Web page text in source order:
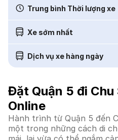
Trung bình Thời lượng xe
Xe sớm nhất
Dịch vụ xe hàng ngày
Đặt Quận 5 đi Chu
Online
Hành trình từ Quận 5 đến
một trong những cách di